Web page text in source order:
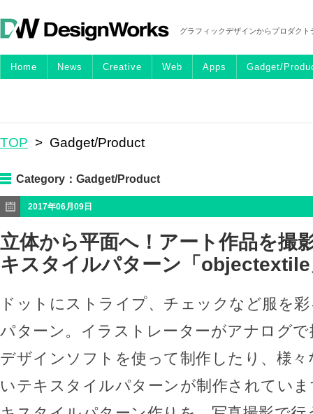
グラフィックデザインからプロダク
Home News Creative Web Apps Gadget/
TOP > Gadget/Product
Category： Gadget/Product
2017年06月09日
立体から平面へ！アート作品を撮
キスタイルパターン「
ドットにストライプ、チェックなど服を
パターン。イラストレーターがアナログ
デザインソフトを使って制作したり、様々
いテキスタイルパターンが制作されてい